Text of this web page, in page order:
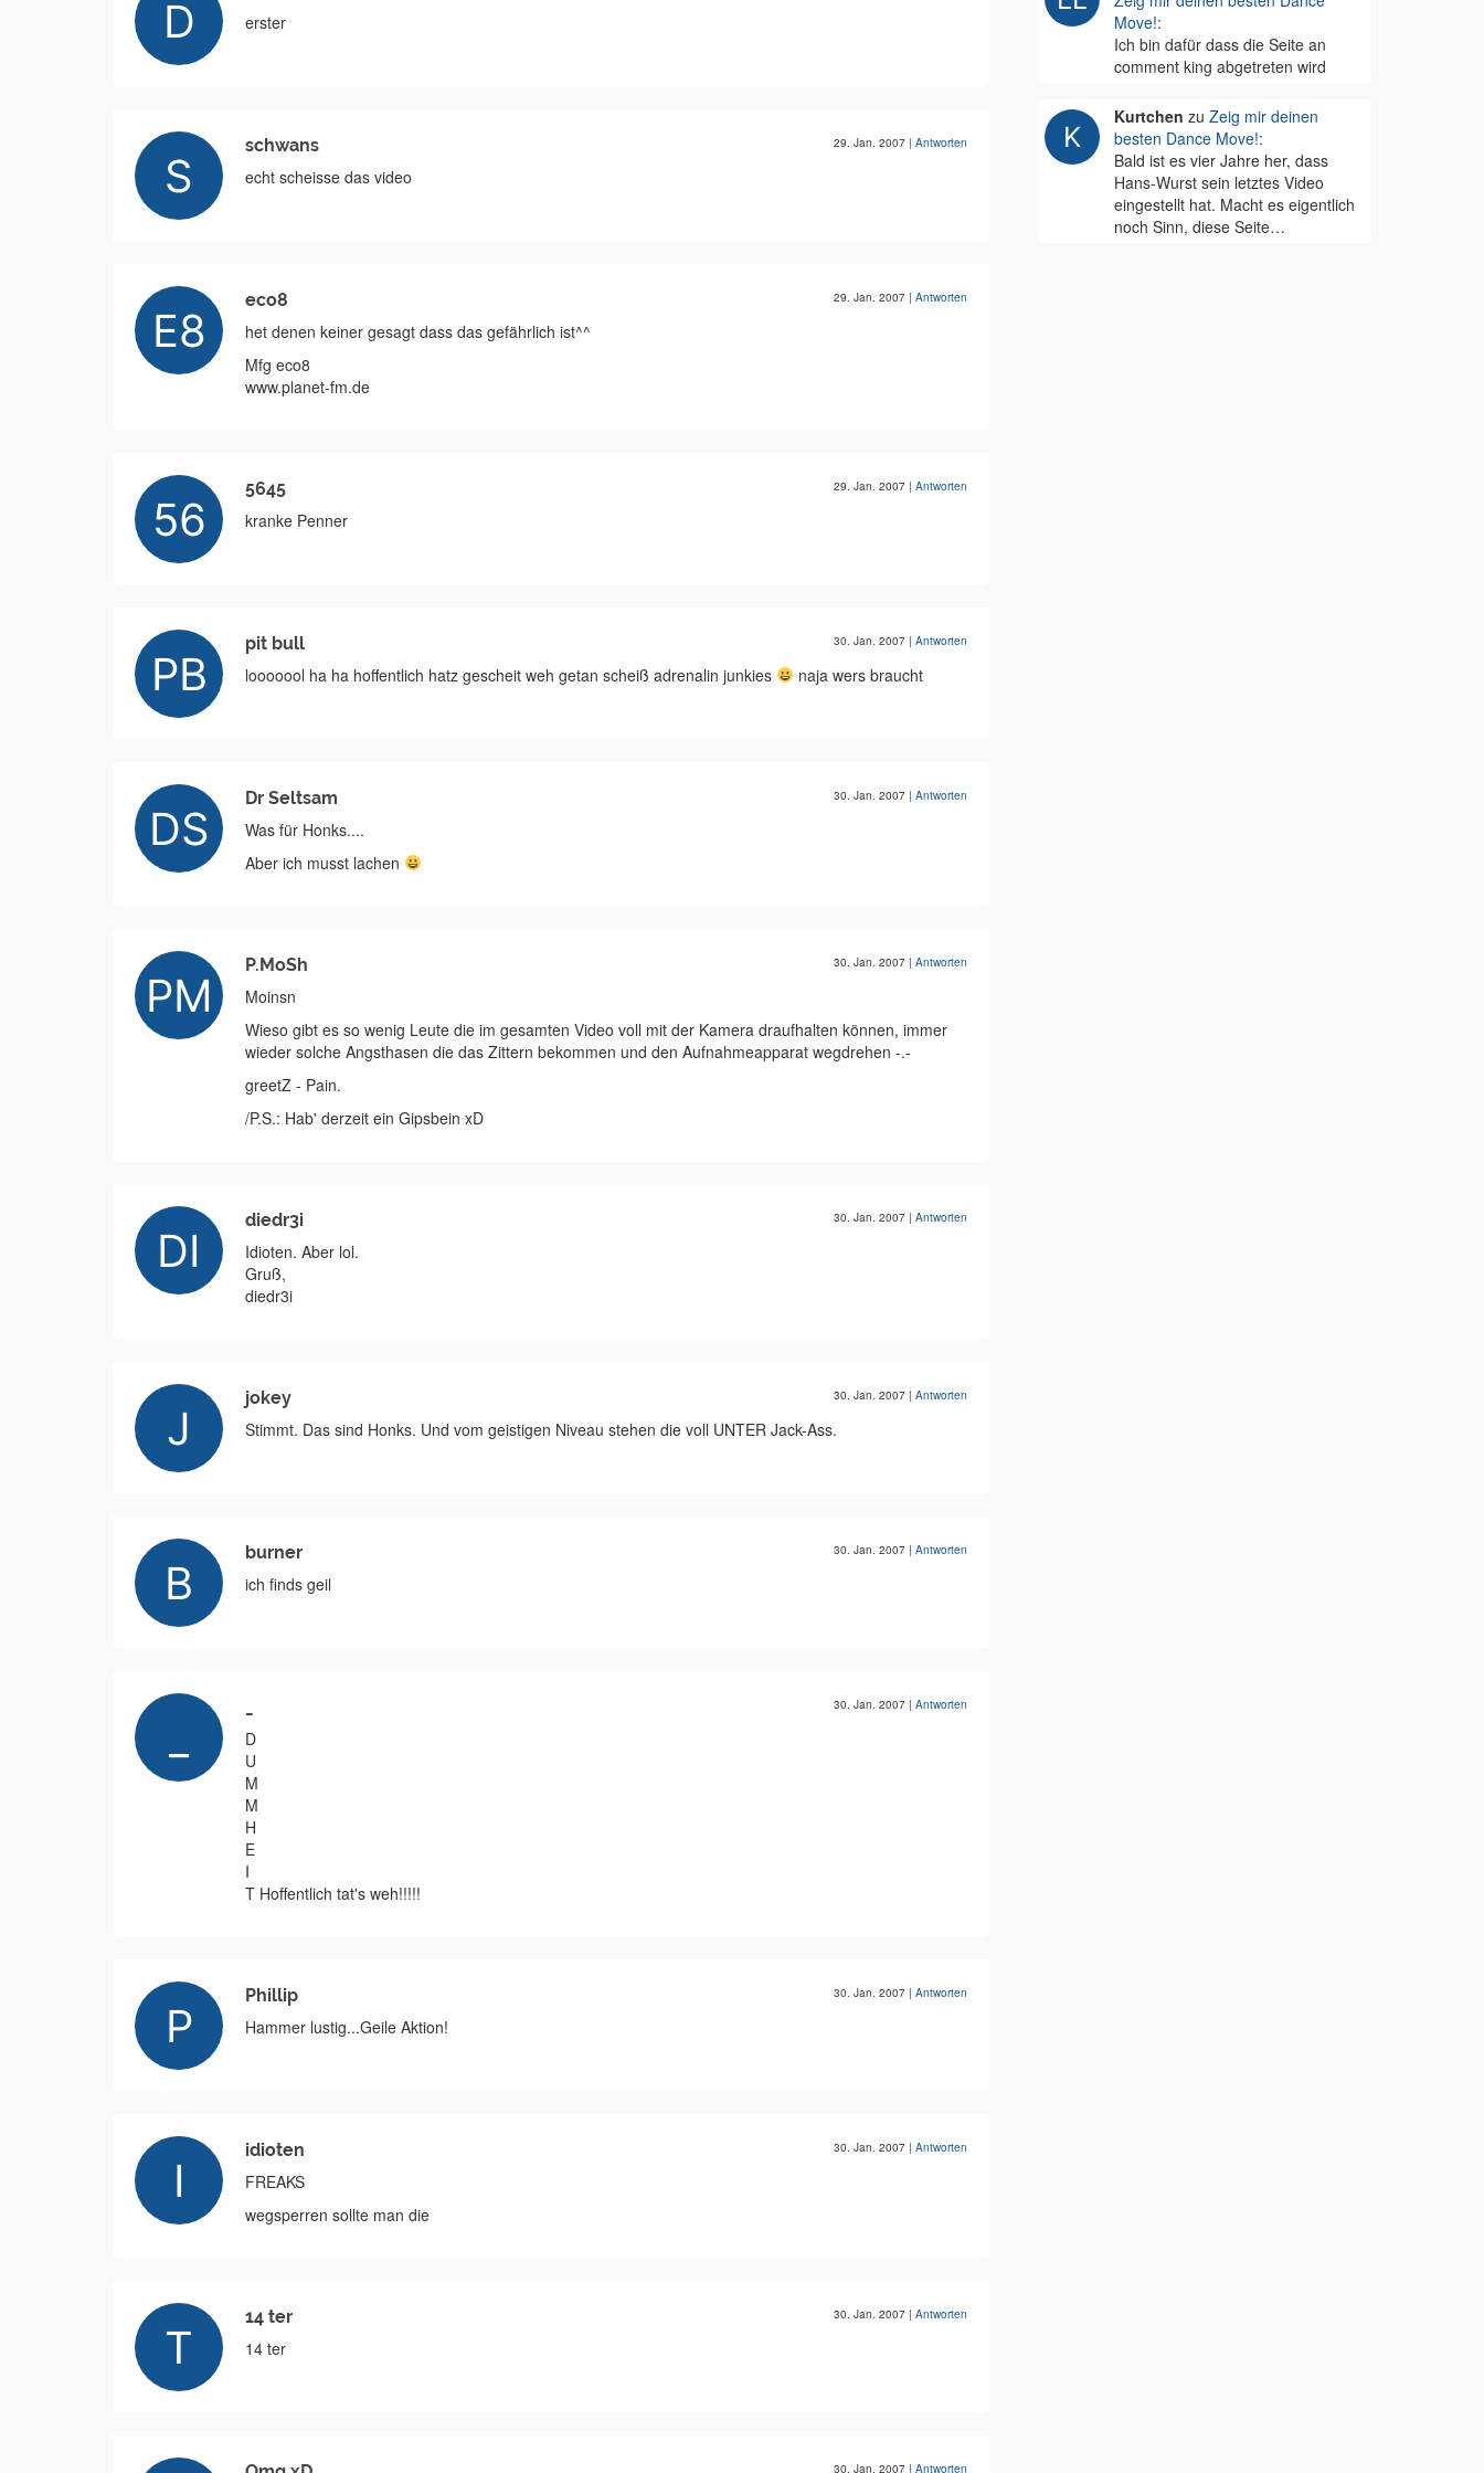
erster
schwans 29. Jan. 2007 | Antworten
echt scheisse das video
eco8 29. Jan. 2007 | Antworten
het denen keiner gesagt dass das gefährlich ist^^
Mfg eco8
www.planet-fm.de
5645 29. Jan. 2007 | Antworten
kranke Penner
pit bull 30. Jan. 2007 | Antworten
looooool ha ha hoffentlich hatz gescheit weh getan scheiß adrenalin junkies naja wers braucht
Dr Seltsam 30. Jan. 2007 | Antworten
Was für Honks....
Aber ich musst lachen
P.MoSh 30. Jan. 2007 | Antworten
Moinsn
Wieso gibt es so wenig Leute die im gesamten Video voll mit der Kamera draufhalten können, immer
wieder solche Angsthasen die das Zittern bekommen und den Aufnahmeapparat wegdrehen -.-
greetZ - Pain.
/P.S.: Hab' derzeit ein Gipsbein xD
diedr3i 30. Jan. 2007 | Antworten
Idioten. Aber lol.
Gruß,
diedr3i
jokey 30. Jan. 2007 | Antworten
Stimmt. Das sind Honks. Und vom geistigen Niveau stehen die voll UNTER Jack-Ass.
burner 30. Jan. 2007 | Antworten
ich finds geil
30. Jan. 2007 | Antworten
D
U
M
M
H
E
I
T Hoffentlich tat's weh!!!!!
Phillip 30. Jan. 2007 | Antworten
Hammer lustig...Geile Aktion!
idioten 30. Jan. 2007 | Antworten
FREAKS
wegsperren sollte man die
14 ter 30. Jan. 2007 | Antworten
14 ter
30. Jan. 2007 | Antworten
Move!:
Ich bin dafür dass die Seite an
comment king abgetreten wird
Kurtchen zu Zeig mir deinen
besten Dance Move!:
Bald ist es vier Jahre her, dass
Hans-Wurst sein letztes Video
eingestellt hat. Macht es eigentlich
noch Sinn, diese Seite…